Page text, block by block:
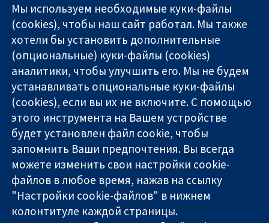
Надёжные
доказательства
Информированные
решения
Во благо
здоровья
11-13 Cavendish
Square
London
W1G 0AN
United Kingdom
Связаться с
нами
Новости
Пресс-
служба
О нас
Работа
Cochrane
Library
Мы используем необходимые куки-файлы
(cookies), чтобы наш сайт работал. Мы также
хотели бы установить дополнительные
(опциональные) куки-файлы (cookies)
аналитики, чтобы улучшить его. Мы не будем
устанавливать опциональные куки-файлы
(cookies), если вы их не включите. С помощью
этого инструмента на Вашем устройстве
будет установлен файл cookie, чтобы
запомнить Ваши предпочтения. Вы всегда
можете изменить свои настройки cookie-
файлов в любое время, нажав на ссылку
"Настройки cookie-файлов" в нижнем
колонтитуле каждой страницы.